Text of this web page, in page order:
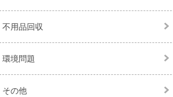
不用品回収
環境問題
その他